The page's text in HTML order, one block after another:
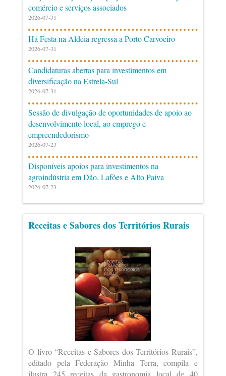
comércio e serviços associados
2026-07-31
Há Festa na Aldeia regressa a Porto Carvoeiro
2026-07-31
Candidaturas abertas para investimentos em
diversificação na Estrela-Sul
2026-07-31
Sessão de divulgação de oportunidades de apoio ao
desenvolvimento local, ao emprego e
empreendedorismo
2026-07-23
Disponíveis apoios para investimentos na
agroindústria em Dão, Lafões e Alto Paiva
2026-07-23
Receitas e Sabores dos Territórios Rurais
O livro “Receitas e Sabores dos Territórios Rurais”,
editado pela Federação Minha Terra, compila e
ilustra 245 receitas da gastronomia local de 40